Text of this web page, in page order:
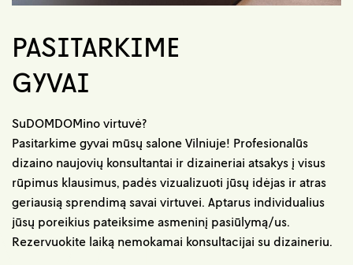
PASITARKIME
GYVAI
SuDOMDOMino virtuvė?
Pasitarkime gyvai mūsų salone Vilniuje! Profesionalūs
dizaino naujovių konsultantai ir dizaineriai atsakys į visus
rūpimus klausimus, padės vizualizuoti jūsų idėjas ir atras
geriausią sprendimą savai virtuvei. Aptarus individualius
jūsų poreikius pateiksime asmeninį pasiūlymą/us.
Rezervuokite laiką nemokamai konsultacijai su dizaineriu.